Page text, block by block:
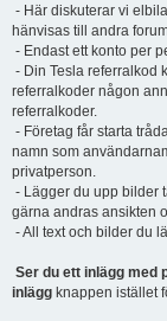
- Här diskuterar vi
hänvisas till andra
- Endast ett konto per
- Din Tesla referralkod
referralkoder någon
referralkoder.
- Företag får starta
namn som
privatperson.
- Lägger du upp bilder
gärna andras ansikten
- All text och bilder du
Ser du ett inlägg med
inlägg knappen istället